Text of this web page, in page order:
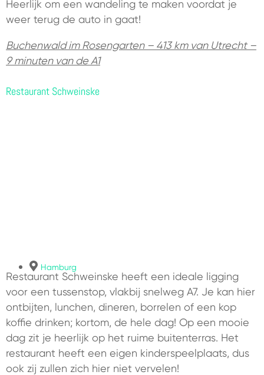
Heerlijk om een wandeling te maken voordat je
weer terug de auto in gaat!
Buchenwald im Rosengarten – 413 km van Utrecht –
9 minuten van de A1
Restaurant Schweinske
Hamburg
Restaurant Schweinske heeft een ideale ligging
voor een tussenstop, vlakbij snelweg A7. Je kan hier
ontbijten, lunchen, dineren, borrelen of een kop
koffie drinken; kortom, de hele dag! Op een mooie
dag zit je heerlijk op het ruime buitenterras. Het
restaurant heeft een eigen kinderspeelplaats, dus
ook zij zullen zich hier niet vervelen!